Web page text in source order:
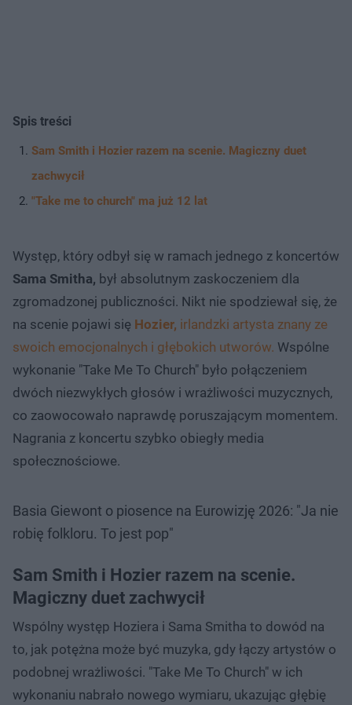
Spis treści
Sam Smith i Hozier razem na scenie. Magiczny duet
zachwycił
"Take me to church" ma już 12 lat
Występ, który odbył się w ramach jednego z koncertów
Sama Smitha, był absolutnym zaskoczeniem dla
zgromadzonej publiczności. Nikt nie spodziewał się, że
na scenie pojawi się Hozier, irlandzki artysta znany ze
swoich emocjonalnych i głębokich utworów. Wspólne
wykonanie "Take Me To Church" było połączeniem
dwóch niezwykłych głosów i wrażliwości muzycznych,
co zaowocowało naprawdę poruszającym momentem.
Nagrania z koncertu szybko obiegły media
społecznościowe.
Basia Giewont o piosence na Eurowizję 2026: "Ja nie
robię folkloru. To jest pop"
Sam Smith i Hozier razem na scenie.
Magiczny duet zachwycił
Wspólny występ Hoziera i Sama Smitha to dowód na
to, jak potężna może być muzyka, gdy łączy artystów o
podobnej wrażliwości. "Take Me To Church" w ich
wykonaniu nabrało nowego wymiaru, ukazując głębię